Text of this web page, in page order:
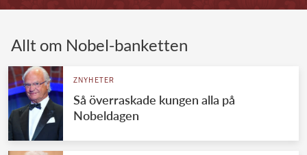
UTLÄNDSKT
Allt om Nobel-banketten
ZNYHETER
Så överraskade kungen alla på
Nobeldagen